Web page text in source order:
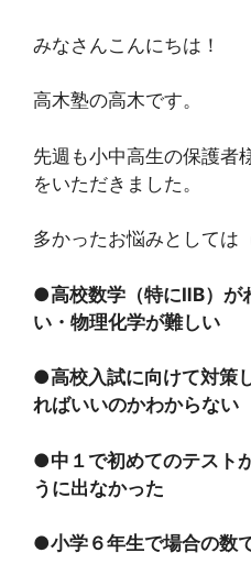
みなさんこんにちは！
高木塾の高木です。
先週も小中高生の保護者
をいただきました。
多かったお悩みとしては
●高校数学（特にⅡB）が
い・物理化学が難しい
●高校入試に向けて対策
ればいいのかわからない
●中１で初めてのテスト
うに出なかった
●小学６年生で場合の数